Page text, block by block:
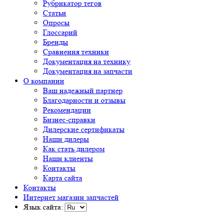
Рубрикатор тегов
Статьи
Опросы
Глоссарий
Бренды
Сравнения техники
Документация на технику
Документация на запчасти
О компании
Ваш надежный партнер
Благодарности и отзывы
Рекомендации
Бизнес-справки
Дилерские сертификаты
Наши дилеры
Как стать дилером
Наши клиенты
Контакты
Карта сайта
Контакты
Интернет магазин запчастей
Язык сайта: